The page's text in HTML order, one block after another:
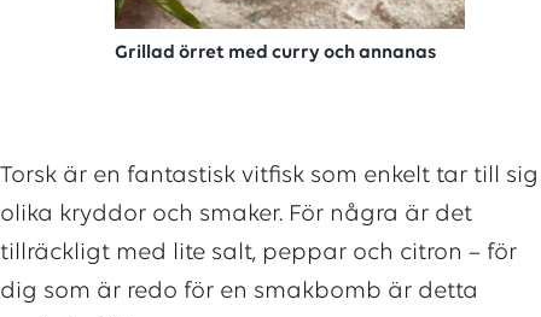
Grillad örret med curry och annanas
Torsk är en fantastisk vitfisk som enkelt tar till sig
olika kryddor och smaker. För några är det
tillräckligt med lite salt, peppar och citron – för
dig som är redo för en smakbomb är detta